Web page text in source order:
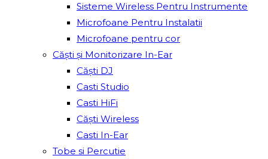
Sisteme Wireless Pentru Instrumente
Microfoane Pentru Instalatii
Microfoane pentru cor
Căști și Monitorizare In-Ear
Căști DJ
Casti Studio
Casti HiFi
Căști Wireless
Casti In-Ear
Tobe si Percutie